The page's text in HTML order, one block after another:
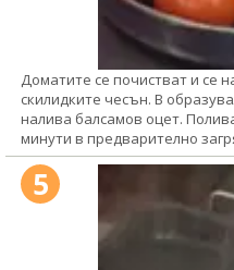
Доматите се почистват и се
скилидките чесън. В
налива балсамов оцет.
минути в предварително
5